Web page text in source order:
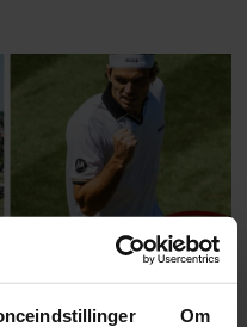
Om
om
for
slip